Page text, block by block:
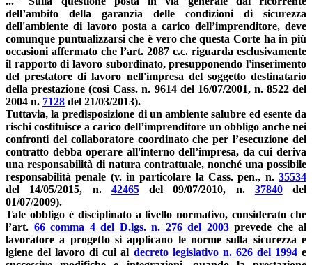
dell’ambito della garanzia delle condizioni di sicurezza
dell'ambiente di lavoro posta a carico dell’imprenditore, deve
comunque puntualizzarsi che è vero che questa Corte ha in più
occasioni affermato che l’art. 2087 c.c. riguarda esclusivamente
il rapporto di lavoro subordinato, presupponendo l'inserimento
del prestatore di lavoro nell'impresa del soggetto destinatario
della prestazione (così Cass. n. 9614 del 16/07/2001, n. 8522 del
2004 n. 7128 del 21/03/2013).
Tuttavia, la predisposizione di un ambiente salubre ed esente da
rischi costituisce a carico dell’imprenditore un obbligo anche nei
confronti del collaboratore coordinato che per l’esecuzione del
contratto debba operare all'interno dell’impresa, da cui deriva
una responsabilità di natura contrattuale, nonché una possibile
responsabilità penale (v. in particolare la Cass. pen., n. 35534
del 14/05/2015, n. 42465del 09/07/2010, n. 37840del
01/07/2009).
Tale obbligo è disciplinato a livello normativo, considerato che
l’art. 66 comma 4 del D.lgs. n. 276 del 2003prevede che al
lavoratore a progetto si applicano le norme sulla sicurezza e
igiene del lavoro di cui al decreto legislativo n. 626 del 1994e